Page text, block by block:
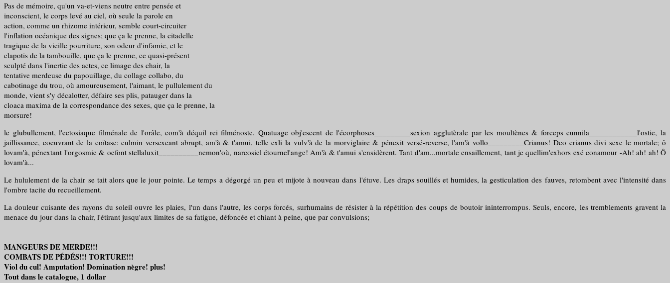
Pas de mémoire, qu'un va-et-viens neutre entre pensée et
inconscient, le corps levé au ciel, où seule la parole en
action, comme un rhizome intérieur, semble court-circuiter
l'inflation océanique des signes; que ça le prenne, la citadelle
tragique de la vieille pourriture, son odeur d'infamie, et le
clapotis de la tambouille, que ça le prenne, ce quasi-présent
sculpté dans l'inertie des actes, ce limage des chair, la
tentative merdeuse du papouillage, du collage collabo, du
cabotinage du trou, où amoureusement, l'aimant, le pullulement du
monde, vient s'y décalotter, défaire ses plis, patauger dans la
cloaca maxima de la correspondance des sexes, que ça le prenne, la
morsure!
le glubullement, l'ectosiaque filménale de l'orâle, com'à déquil rei filménoste. Quatuage obj'escent de l'écorphoses_________sexion agglutèrale par les moultènes & forceps cunnila____________l'ostie, la
jaillissance, coeuvrant de la coïtase: culmin versexeant abrupt, am'à & t'amui, telle exli la vulv'à de la morviglaire & pénexit versé-reverse, l'am'à vollo_________Crianus! Deo crianus divi sexe le mortale; ô
lovam'à, pénextant l'orgosmie & oefont stellaluxit__________nemon'où, narcosiel étournel'ange! Am'à & t'amui s'ensidèrent. Tant d'am...mortale ensaillement, tant je quellim'exhors exé conamour -Ah! ah! ah! Ô
lovam'à...
Le hululement de la chair se tait alors que le jour pointe. Le temps a dégorgé un peu et mijote à nouveau dans l'étuve. Les draps souillés et humides, la gesticulation des fauves, retombent avec l'intensité dans
l'ombre tacite du recueillement.
La douleur cuisante des rayons du soleil ouvre les plaies, l'un dans l'autre, les corps forcés, surhumains de résister à la répétition des coups de boutoir ininterrompus. Seuls, encore, les tremblements gravent la
menace du jour dans la chair, l'étirant jusqu'aux limites de sa fatigue, défoncée et chiant à peine, que par convulsions;
MANGEURS DE MERDE!!!
COMBATS DE PÉDÉS!!! TORTURE!!!
Viol du cul! Amputation! Domination nègre! plus!
Tout dans le catalogue, 1 dollar